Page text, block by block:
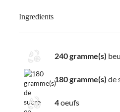
Ingredients
240 gramme(s)
180 gramme(s) de
4oeufs